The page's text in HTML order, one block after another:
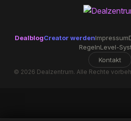
DealblogCreator werdenImpressum
RegelnLevel-
Kontakt
© 2026 Dealzentrum. Alle Rechte